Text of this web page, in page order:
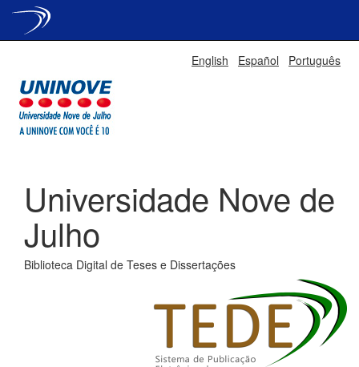
English Español Português
Universidade Nove de
Julho
Biblioteca Digital de Teses e Dissertações